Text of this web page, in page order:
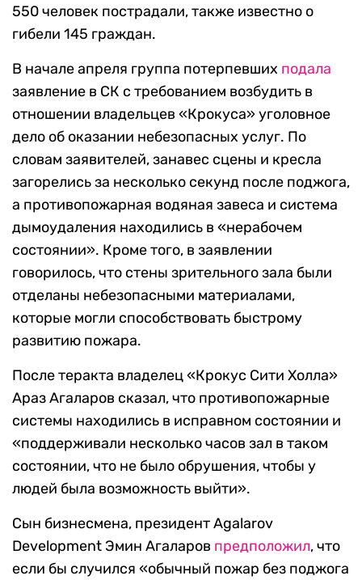
550 человек пострадали, также известно о
гибели 145 граждан.
В начале апреля группа потерпевших подала
заявление в СК с требованием возбудить в
отношении владельцев «Крокуса» уголовное
дело об оказании небезопасных услуг. По
словам заявителей, занавес сцены и кресла
загорелись за несколько секунд после поджога,
а противопожарная водяная завеса и система
дымоудаления находились в «нерабочем
состоянии». Кроме того, в заявлении
говорилось, что стены зрительного зала были
отделаны небезопасными материалами,
которые могли способствовать быстрому
развитию пожара.
После теракта владелец «Крокус Сити Холла»
Араз Агаларов сказал, что противопожарные
системы находились в исправном состоянии и
«поддерживали несколько часов зал в таком
состоянии, что не было обрушения, чтобы у
людей была возможность выйти».
Сын бизнесмена, президент Agalarov
Development Эмин Агаларов предположил, что
если бы случился «обычный пожар без поджога